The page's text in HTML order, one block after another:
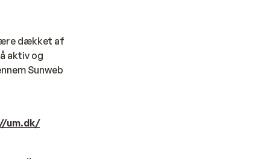
dækket af
aktiv og
Sunweb
um.dk/